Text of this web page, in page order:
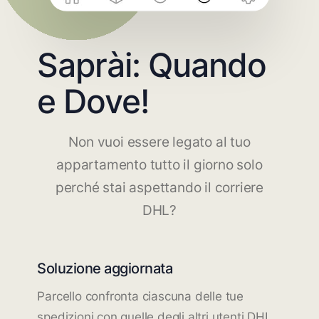
Saprài: Quando
e Dove!
Non vuoi essere legato al tuo
appartamento tutto il giorno solo
perché stai aspettando il corriere
DHL?
Soluzione aggiornata
Parcello confronta ciascuna delle tue